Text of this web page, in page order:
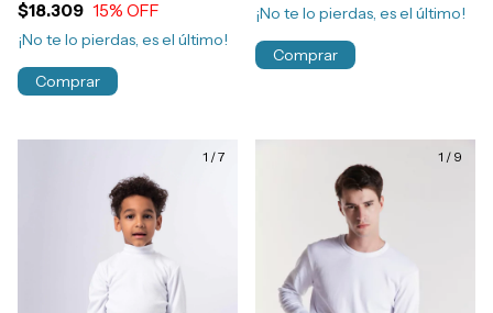
$18.309 15% OFF
¡No te lo pierdas, es el último!
Comprar
¡No te lo pierdas, es el último!
Comprar
1 /7 1 / 9